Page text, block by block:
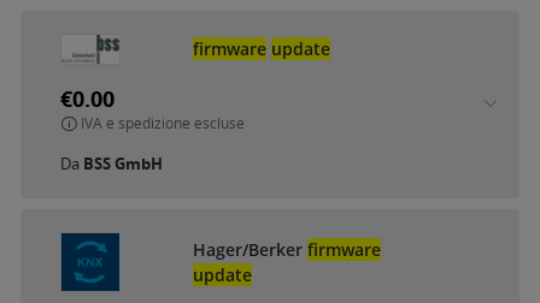
firmware update
€0.00
IVA e spedizione escluse
Da BSS GmbH
Hager/Berker firmware
update